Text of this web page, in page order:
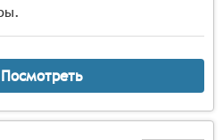
Посмотреть